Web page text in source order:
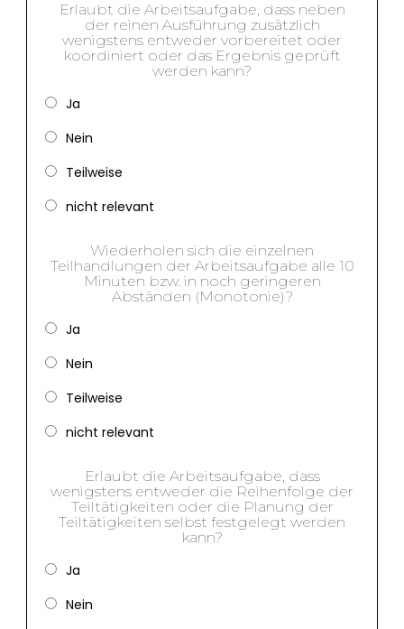
Erlaubt die Arbeitsaufgabe, dass neben
der reinen Ausführung zusätzlich
wenigstens entweder vorbereitet oder
koordiniert oder das Ergebnis geprüft
werden kann?
Ja
Nein
Teilweise
nicht relevant
Wiederholen sich die einzelnen
Teilhandlungen der Arbeitsaufgabe alle 10
Minuten bzw. in noch geringeren
Abständen (Monotonie)?
Ja
Nein
Teilweise
nicht relevant
Erlaubt die Arbeitsaufgabe, dass
wenigstens entweder die Reihenfolge der
Teiltätigkeiten oder die Planung der
Teiltätigkeiten selbst festgelegt werden
kann?
Ja
Nein